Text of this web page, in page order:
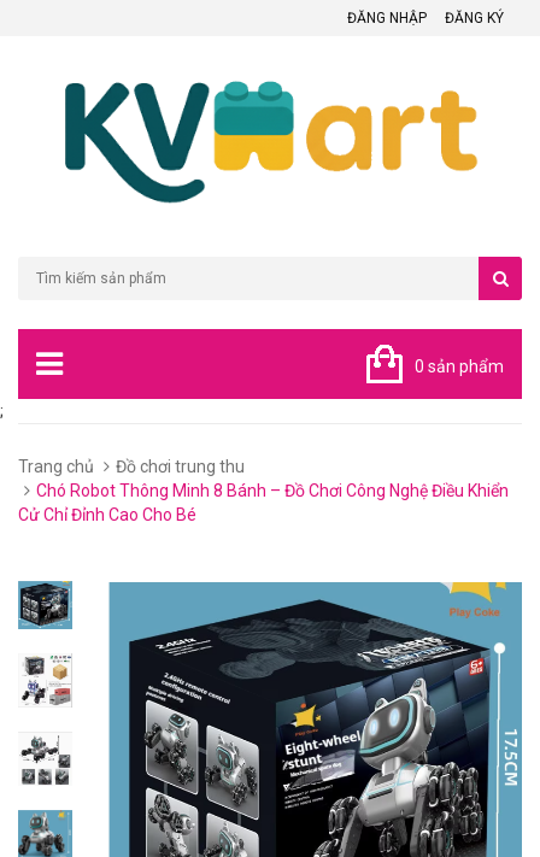
ĐĂNG NHẬP ĐĂNG KÝ
0 sản phẩm
;
Trang chủ
Đồ chơi trung thu
Chó Robot Thông Minh 8 Bánh – Đồ Chơi Công Nghệ Điều Khiển
Cử Chỉ Đỉnh Cao Cho Bé